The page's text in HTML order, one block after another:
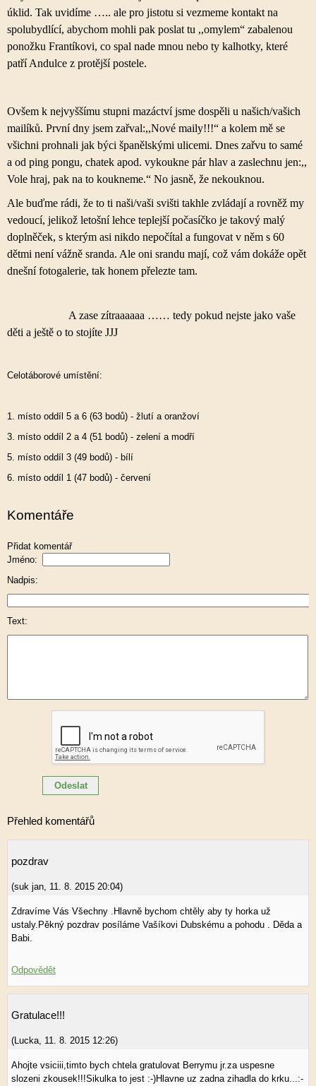
úklid. Tak uvidíme ….. ale pro jistotu si vezmeme kontakt na
spolubydlící, abychom mohli pak poslat tu ,,omylem“ zabalenou
ponožku Frantíkovi, co spal nade mnou nebo ty kalhotky, které
patří Andulce z protější postele.
Ovšem k nejvyššímu stupni mazáctví jsme dospěli u našich/vašich
mailíků. První dny jsem zařval:,,Nové maily!!!“ a kolem mě se
všichni prohnali jak býci španělskými ulicemi. Dnes zařvu to samé
a od ping pongu, chatek apod. vykoukne pár hlav a zaslechnu jen:,,
Vole hraj, pak na to koukneme.“ No jasně, že nekouknou.
Ale buďme rádi, že to ti naši/vaši svišti takhle zvládají a rovněž my
vedoucí, jelikož letošní lehce teplejší počasíčko je takový malý
doplněček, s kterým asi nikdo nepočítal a fungovat v něm s 60
dětmi není vážně sranda. Ale oni srandu mají, což vám dokáže opět
dnešní fotogalerie, tak honem přelezte tam.
A zase zítraaaaaa …… tedy pokud nejste jako vaše
děti a ještě o to stojíte JJJ
Celotáborové umístění:
1. místo oddíl 5 a 6 (63 bodů) - žlutí a oranžoví
3. místo oddíl 2 a 4 (51 bodů) - zelení a modří
5. místo oddíl 3 (49 bodů) - bílí
6. místo oddíl 1 (47 bodů) - červení
Komentáře
Přidat komentář
Jméno:
Nadpis:
Text:
Přehled komentářů
pozdrav
(suk jan, 11. 8. 2015 20:04)
Zdravíme Vás Všechny .Hlavně bychom chtěly aby ty horka už
ustaly.Pěkný pozdrav posíláme Vašíkovi Dubskému a pohodu . Děda a
Babi.
Odpovědět
Gratulace!!!
(Lucka, 11. 8. 2015 12:26)
Ahojte vsiciii,timto bych chtela gratulovat Berrymu jr.za uspesne
slozeni zkousek!!!Sikulka to jest :-)Hlavne uz zadna zihadla do krku...:-